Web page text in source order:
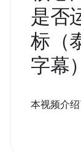
是否
标（
字幕）
本视频介